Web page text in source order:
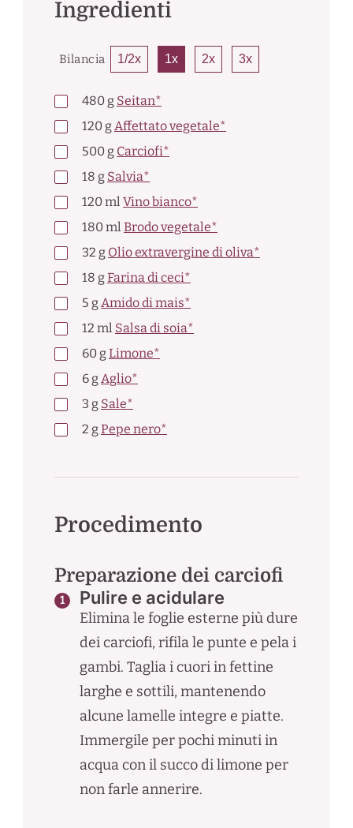
Ingredienti
Bilancia 1/2x 1x 2x 3x
480 g Seitan*
120 gAffettato vegetale*
500 g Carciofi*
18 g Salvia*
120mlVino bianco*
180mlBrodo vegetale*
32 g Olio extravergine di oliva*
18 gFarina di ceci*
5 gAmido di mais*
12 ml Salsa di soia*
60 gLimone*
6 gAglio*
3 g Sale*
2 gPepe nero*
Procedimento
Preparazione dei carciofi
Pulire e acidulare
Elimina le foglie esterne più dure
dei carciofi, rifila le punte e pela i
gambi. Taglia i cuori in fettine
larghe e sottili, mantenendo
alcune lamelle integre e piatte.
Immergile per pochi minuti in
acqua con il succo di limone per
non farle annerire.